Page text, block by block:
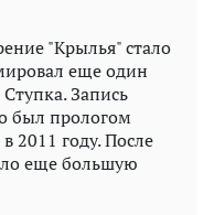
"Крылья" стало
еще один
Запись
был прологом
2011 году. После
еще большую